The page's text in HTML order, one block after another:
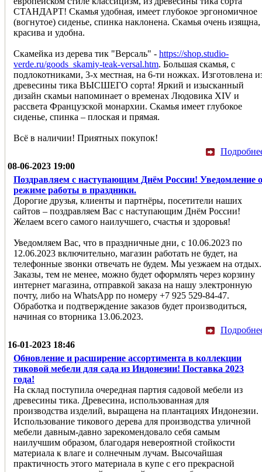
СТАНДАРТ! Скамья удобная, имеет глубокое эргономичное
(вогнутое) сиденье, спинка наклонена. Скамья очень изящна,
красива и удобна.
Скамейка из дерева тик "Версаль" - https://shop.studio-
verde.ru/goods_skamiy-teak-versal.htm. Большая скамья, с
подлокотниками, 3-х местная, на 6-ти ножках. Изготовлена
древесины тика ВЫСШЕГО сорта! Яркий и изысканный
дизайн скамьи напоминает о временах Людовика XIV и
рассвета Французской монархии. Скамья имеет глубокое
сиденье, спинка – плоская и прямая.
Всё в наличии! Приятных покупок!
08-06-2023 19:00
Поздравляем с наступающим Днём России! Уведомление о
режиме работы в праздники.
Дорогие друзья, клиенты и партнёры, посетители наших
сайтов – поздравляем Вас с наступающим Днём России!
Желаем всего самого наилучшего, счастья и здоровья!
Уведомляем Ваc, что в праздничные дни, с 10.06.2023 по
12.06.2023 включительно, магазин работать не будет, на
телефонные звонки отвечать не будем. Мы уезжаем на отдых.
Заказы, тем не менее, можно будет оформлять через корзину
интернет магазина, отправкой заказа на нашу электронную
почту, либо на WhatsApp по номеру +7 925 529-84-47.
Обработка и подтверждение заказов будет производиться,
начиная со вторника 13.06.2023.
16-01-2023 18:46
Обновление и расширение ассортимента в коллекции
тиковой мебели для сада из Индонезии! Поставка 2023
года!
На склад поступила очередная партия садовой мебели из
древесины тика. Древесина, использованная для
производства изделий, выращена на плантациях Индонезии.
Использование тикового дерева для производства уличной
мебели давным-давно зарекомендовало себя самым
наилучшим образом, благодаря невероятной стойкости
материала к влаге и солнечным лучам. Высочайшая
практичность этого материала в купе с его прекрасной